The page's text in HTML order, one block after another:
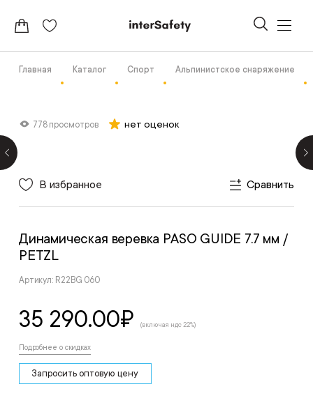
Главная Каталог Спорт Альпинистское снаряжение
778 просмотров нет оценок
В избранное Сравнить
Динамическая веревка PASO GUIDE 7.7 мм /
PETZL
Артикул: R22BG 060
35 290.00₽ (включая ндс 22%)
Подробнее о скидках
Запросить оптовую цену